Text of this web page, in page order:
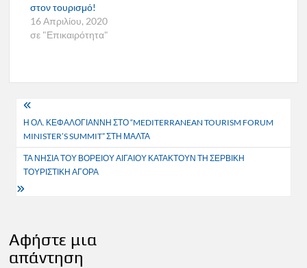
στον τουρισμό!
16 Απριλίου, 2020
σε "Επικαιρότητα"
Πλοήγηση
άρθρων
Η ΟΛ. ΚΕΦΑΛΟΓΙΑΝΝΗ ΣΤΟ “MEDITERRANEAN TOURISM FORUM
MINISTER’S SUMMIT” ΣΤΗ ΜΑΛΤΑ
ΤΑ ΝΗΣΙΑ ΤΟΥ ΒΟΡΕΙΟΥ ΑΙΓΑΙΟΥ ΚΑΤΑΚΤΟΥΝ ΤΗ ΣΕΡΒΙΚΗ
ΤΟΥΡΙΣΤΙΚΗ ΑΓΟΡΑ
Αφήστε μια
απάντηση